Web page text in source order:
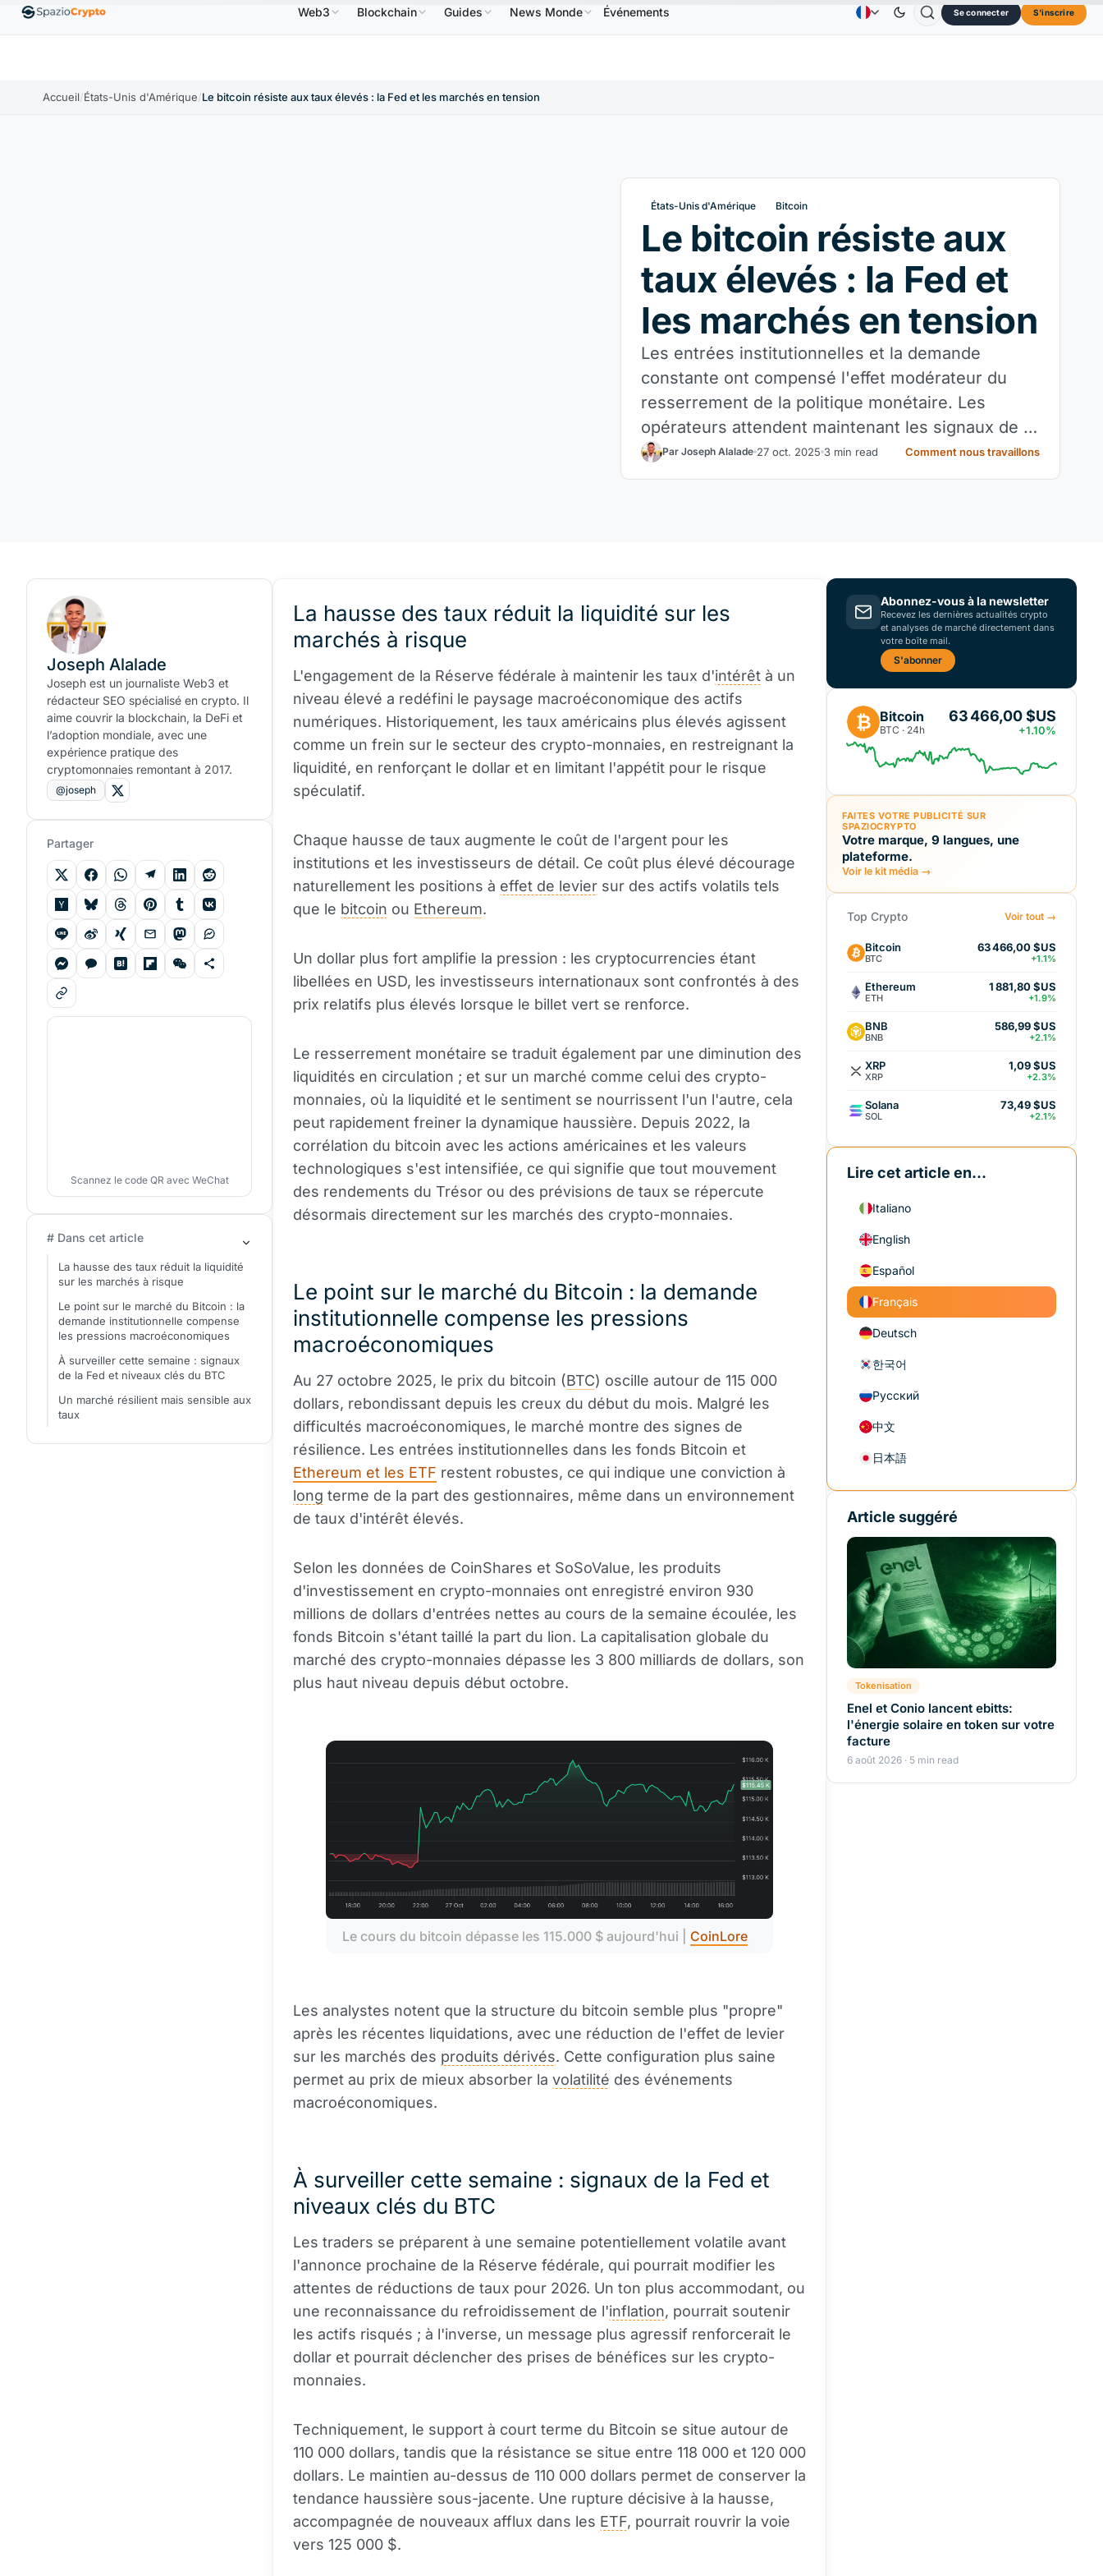
EthereumETH1 880,58 $US 0,9991 $US↑0.00% BNBBNB586,64 $US ↑2.10% USDC USDC0,9995 $US↑0.00% XRPXRP1,09 $US ↑2.10% TRON TRX0,3264 $US↓0.30% Dogecoin DOGE
Contactez nous A propos de
Web3 Blockchain Guides News Monde Événements Se connecter S'inscrire
Accueil/États-Unis d'Amérique/Le bitcoin résiste aux taux élevés : la Fed et les marchés en tension
États-Unis d'Amérique Bitcoin
Le bitcoin résiste aux
taux élevés : la Fed et
les marchés en tension
Les entrées institutionnelles et la demande
constante ont compensé l'effet modérateur du
resserrement de la politique monétaire. Les
opérateurs attendent maintenant les signaux de la
Réserve fédérale pour s'orienter cette semaine.
Par Joseph Alalade 27 oct. 2025 3 min read Comment nous travaillons
La hausse des taux réduit la liquidité sur les
marchés à risque
L'engagement de la Réserve fédérale à maintenir les taux d'intérêt à un
niveau élevé a redéfini le paysage macroéconomique des actifs
numériques. Historiquement, les taux américains plus élevés agissent
comme un frein sur le secteur des crypto-monnaies, en restreignant la
liquidité, en renforçant le dollar et en limitant l'appétit pour le risque
spéculatif.
Chaque hausse de taux augmente le coût de l'argent pour les
institutions et les investisseurs de détail. Ce coût plus élevé décourage
naturellement les positions à effet de levier sur des actifs volatils tels
que le bitcoin ou Ethereum.
Un dollar plus fort amplifie la pression : les cryptocurrencies étant
libellées en USD, les investisseurs internationaux sont confrontés à des
prix relatifs plus élevés lorsque le billet vert se renforce.
Le resserrement monétaire se traduit également par une diminution des
liquidités en circulation ; et sur un marché comme celui des crypto-
monnaies, où la liquidité et le sentiment se nourrissent l'un l'autre, cela
peut rapidement freiner la dynamique haussière. Depuis 2022, la
corrélation du bitcoin avec les actions américaines et les valeurs
technologiques s'est intensifiée, ce qui signifie que tout mouvement
des rendements du Trésor ou des prévisions de taux se répercute
désormais directement sur les marchés des crypto-monnaies.
Le point sur le marché du Bitcoin : la demande
institutionnelle compense les pressions
macroéconomiques
Au 27 octobre 2025, le prix du bitcoin (BTC) oscille autour de 115 000
dollars, rebondissant depuis les creux du début du mois. Malgré les
difficultés macroéconomiques, le marché montre des signes de
résilience. Les entrées institutionnelles dans les fonds Bitcoin et
Ethereum et les ETF restent robustes, ce qui indique une conviction à
long terme de la part des gestionnaires, même dans un environnement
de taux d'intérêt élevés.
Selon les données de CoinShares et SoSoValue, les produits
d'investissement en crypto-monnaies ont enregistré environ 930
millions de dollars d'entrées nettes au cours de la semaine écoulée, les
fonds Bitcoin s'étant taillé la part du lion. La capitalisation globale du
marché des crypto-monnaies dépasse les 3 800 milliards de dollars, son
plus haut niveau depuis début octobre.
Le cours du bitcoin dépasse les 115.000 $ aujourd'hui | CoinLore
Les analystes notent que la structure du bitcoin semble plus "propre"
après les récentes liquidations, avec une réduction de l'effet de levier
sur les marchés des produits dérivés. Cette configuration plus saine
permet au prix de mieux absorber la volatilité des événements
macroéconomiques.
À surveiller cette semaine : signaux de la Fed et
niveaux clés du BTC
Les traders se préparent à une semaine potentiellement volatile avant
l'annonce prochaine de la Réserve fédérale, qui pourrait modifier les
attentes de réductions de taux pour 2026. Un ton plus accommodant, ou
une reconnaissance du refroidissement de l'inflation, pourrait soutenir
les actifs risqués ; à l'inverse, un message plus agressif renforcerait le
dollar et pourrait déclencher des prises de bénéfices sur les crypto-
monnaies.
Techniquement, le support à court terme du Bitcoin se situe autour de
110 000 dollars, tandis que la résistance se situe entre 118 000 et 120 000
dollars. Le maintien au-dessus de 110 000 dollars permet de conserver la
tendance haussière sous-jacente. Une rupture décisive à la hausse,
accompagnée de nouveaux afflux dans les ETF, pourrait rouvrir la voie
vers 125 000 $.
Joseph Alalade
Joseph est un journaliste Web3 et
rédacteur SEO spécialisé en crypto. Il
aime couvrir la blockchain, la DeFi et
l’adoption mondiale, avec une
expérience pratique des
cryptomonnaies remontant à 2017.
@joseph
Partager
Scannez le code QR avec WeChat
# Dans cet article
La hausse des taux réduit la liquidité
sur les marchés à risque
Le point sur le marché du Bitcoin : la
demande institutionnelle compense
les pressions macroéconomiques
À surveiller cette semaine : signaux
de la Fed et niveaux clés du BTC
Un marché résilient mais sensible aux
taux
Abonnez-vous à la newsletter
Recevez les dernières actualités crypto
et analyses de marché directement dans
votre boîte mail.
S'abonner
₿ Bitcoin
BTC · 24h
63 466,00 $US
+1.10%
FAITES VOTRE PUBLICITÉ SUR
SPAZIOCRYPTO
Votre marque, 9 langues, une
plateforme.
Voir le kit média →
Top Crypto Voir tout →
Bitcoin
BTC
63 466,00 $US
+1.1%
Ethereum
ETH
1 881,80 $US
+1.9%
BNB
BNB
586,99 $US
+2.1%
XRP
XRP
1,09 $US
+2.3%
Solana
SOL
73,49 $US
+2.1%
Lire cet article en...
Italiano
English
Español
Français
Deutsch
한국어
Русский
中文
日本語
Article suggéré
Tokenisation
Enel et Conio lancent ebitts:
l'énergie solaire en token sur votre
facture
6 août 2026 · 5 min read